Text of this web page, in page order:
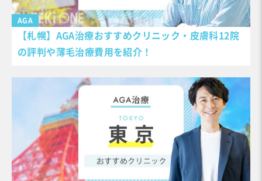
AGA
【札幌】AGA治療おすすめクリニック・皮膚科12院
の評判や薄毛治療費用を紹介！